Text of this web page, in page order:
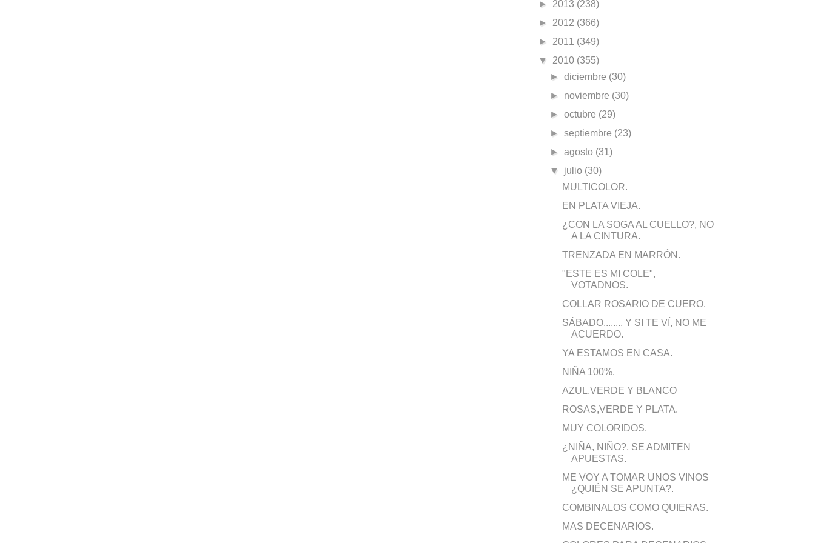
► 2013 (238)
► 2012 (366)
► 2011 (349)
▼ 2010 (355)
►diciembre (30)
► noviembre (30)
►octubre (29)
►septiembre (23)
►agosto (31)
▼ julio (30)
MULTICOLOR.
EN PLATA VIEJA.
¿CON LA SOGA AL CUELLO?, NO
A LA CINTURA.
TRENZADA EN MARRÓN.
"ESTE ES MI COLE",
VOTADNOS.
COLLAR ROSARIO DE CUERO.
SÁBADO......., Y SI TE VÍ, NO ME
ACUERDO.
YA ESTAMOS EN CASA.
NIÑA 100%.
AZUL,VERDE Y BLANCO
ROSAS,VERDE Y PLATA.
MUY COLORIDOS.
¿NIÑA, NIÑO?, SE ADMITEN
APUESTAS.
ME VOY A TOMAR UNOS VINOS
¿QUIÉN SE APUNTA?.
COMBINALOS COMO QUIERAS.
MAS DECENARIOS.